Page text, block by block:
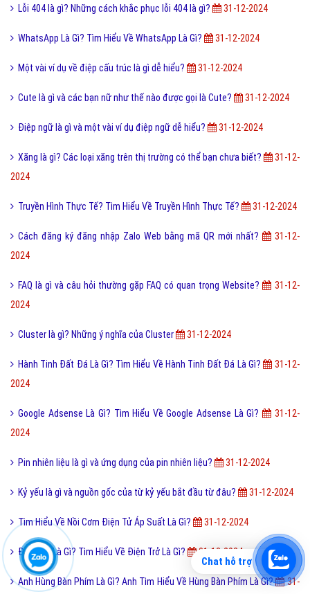
Lỗi 404 là gì? Những cách khắc phục lỗi 404 là gì? 31-12-2024
WhatsApp Là Gì? Tìm Hiểu Về WhatsApp Là Gì? 31-12-2024
Một vài ví dụ về điệp cấu trúc là gì dễ hiểu? 31-12-2024
Cute là gì và các bạn nữ như thế nào được gọi là Cute? 31-12-2024
Điệp ngữ là gì và một vài ví dụ điệp ngữ dễ hiểu? 31-12-2024
Xăng là gì? Các loại xăng trên thị trường có thể bạn chưa biết?
31-12-
2024
Truyền Hình Thực Tế? Tìm Hiểu Về Truyền Hình Thực Tế? 31-12-2024
Cách đăng ký đăng nhập Zalo Web bằng mã QR mới nhất?
31-12-
2024
FAQ là gì và câu hỏi thường gặp FAQ có quan trọng Website?
31-12-
2024
Cluster là gì? Những ý nghĩa của Cluster 31-12-2024
Hành Tinh Đất Đá Là Gì? Tìm Hiểu Về Hành Tinh Đất Đá Là Gì?
31-12-
2024
Google Adsense Là Gì? Tìm Hiểu Về Google Adsense Là Gì?
31-12-
2024
Pin nhiên liệu là gì và ứng dụng của pin nhiên liệu? 31-12-2024
Kỷ yếu là gì và nguồn gốc của từ kỷ yếu bắt đầu từ đâu? 31-12-2024
Tìm Hiểu Về Nồi Cơm Điện Tử Áp Suất Là Gì? 31-12-2024
Điện Trở Là Gì? Tìm Hiểu Về Điện Trở Là Gì? 31-12-2024
Anh Hùng Bàn Phím Là Gì? Anh Tìm Hiểu Về Hùng Bàn Phím Là Gì? 31-
Chat hỗ trợ